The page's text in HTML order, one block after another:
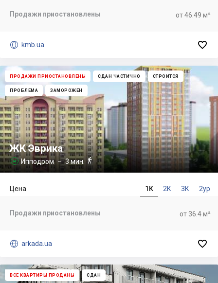
от 46.49 м²
Продажи приостановлены
 kmb.ua 
ПРОДАЖИ ПРИОСТАНОВЛЕНЫ СДАН ЧАСТИЧНО СТРОИТСЯ
ПРОБЛЕМА ЗАМОРОЖЕН
ЖК Эврика
 Ипподром– 3 мин. 
1К 2К 3К 2ур
Цена
от 36.4 м²
Продажи приостановлены
 arkada.ua 
ВСЕ КВАРТИРЫ ПРОДАНЫ СДАН